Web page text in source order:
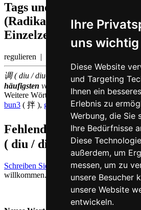
Ihre
uns wichtig
Diese Website
und Targeting
Ihnen ein
Erlebnis zu
Werbung, die Sie
Ihre Bedürfnisse
Diese
außerdem, um
messen, um zu
unsere Besucher
unsere Website
entwickeln.
Tags und
(Radikale, Bedeutungen
Einzelzeichen, Komposita
regulieren | Koordinierung
调 ( diu / diu6 ) gehört zu den500im
häufigsten verwendeten Einzelzeichen
Weitere Wörter, die ebenfallsmischen auf
bun3 ( 拌 ), gaau2 ( 搅 ), zaap6( 杂 )
Fehlende oder falsche
( diu / diu6 ) melden
Schreiben Sie uns!
Ihr Feedback und
willkommen.